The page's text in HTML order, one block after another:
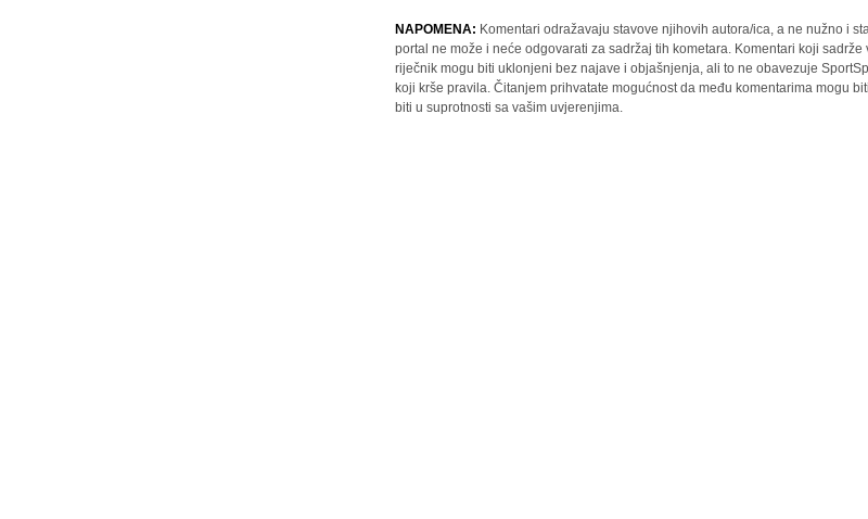
NAPOMENA: Komentari odražavaju stavove njihovih autora/ica, a ne nužno i
portal ne može i neće odgovarati za sadržaj tih kometara. Komentari koji
riječnik mogu biti uklonjeni bez najave i objašnjenja, ali to ne obavezuje
koji krše pravila. Čitanjem prihvatate mogućnost da među komentarima mogu
biti u suprotnosti sa vašim uvjerenjima.